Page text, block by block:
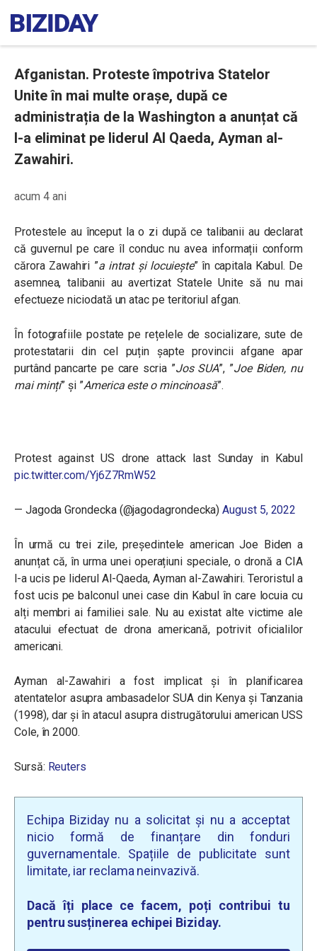
Afganistan. Proteste împotriva Statelor
Unite în mai multe orașe, după ce
administrația de la Washington a anunțat că
l-a eliminat pe liderul Al Qaeda, Ayman al-
Zawahiri.
acum 4 ani
Protestele au început la o zi după ce talibanii au declarat
că guvernul pe care îl conduc nu avea informații conform
cărora Zawahiri ”a intrat și locuiește” în capitala Kabul. De
asemnea, talibanii au avertizat Statele Unite să nu mai
efectueze niciodată un atac pe teritoriul afgan.
În fotografiile postate pe rețelele de socializare, sute de
protestatarii din cel puțin șapte provincii afgane apar
purtând pancarte pe care scria ”Jos SUA”, ”Joe Biden, nu
mai minți” și ”America este o mincinoasă”.
Protest against US drone attack last Sunday in Kabul
pic.twitter.com/Yj6Z7RmW52
— Jagoda Grondecka (@jagodagrondecka)August 5, 2022
În urmă cu trei zile, președintele american Joe Biden a
anunțat că, în urma unei operațiuni speciale, o dronă a CIA
l-a ucis pe liderul Al-Qaeda, Ayman al-Zawahiri.Teroristul a
fost ucis pe balconul unei case din Kabul în care locuia cu
alți membri ai familiei sale. Nu au existat alte victime ale
atacului efectuat de drona americană, potrivit oficialilor
americani.
Ayman al-Zawahiri a fost implicat și în planificarea
atentatelor asupra ambasadelor SUA din Kenya și Tanzania
(1998), dar și în atacul asupra distrugătorului american USS
Cole, în 2000.
Sursă: Reuters
Echipa Biziday nu a solicitat și nu a acceptat
nicio formă de finanțare din fonduri
guvernamentale. Spațiile de publicitate sunt
limitate, iar reclama neinvazivă.
Dacă îți place ce facem, poți contribui tu
pentru susținerea echipei Biziday.